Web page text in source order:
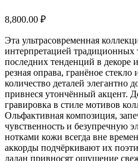
8,800.00 ₽
Эта ультрасовременная
интерпретацией традиционных
последних тенденций в декоре
резная оправа, гранёное стекло
количество деталей элегантно
привнеся утончённый акцент.
гравировка в стиле мотивов
Ольфактивная композиция,
чувственность и безупречную
нотками кожи всегда вне
аккорды подчёркивают их
ладан привносят ощущение